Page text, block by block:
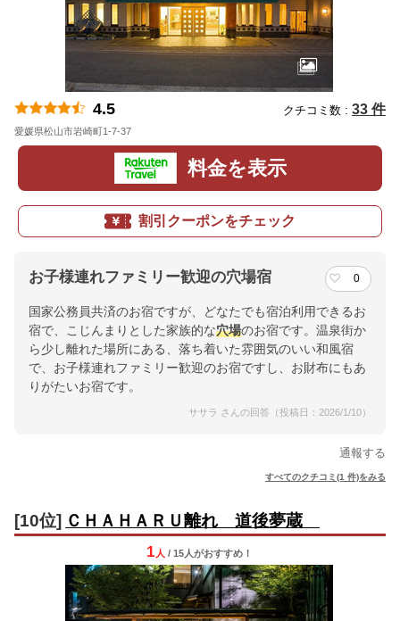
4.5 クチコミ数 : 33 件
愛媛県松山市岩崎町1-7-37
料金を表示
割引クーポンをチェック
お子様連れファミリー歓迎の穴場宿 0
国家公務員共済のお宿ですが、どなたでも宿泊利用できるお
宿で、こじんまりとした家族的な穴場のお宿です。温泉街か
ら少し離れた場所にある、落ち着いた雰囲気のいい和風宿
で、お子様連れファミリー歓迎のお宿ですし、お財布にもあ
りがたいお宿です。
ササラ さんの回答（投稿日：2026/1/10）
通報する
すべてのクチコミ(1 件)をみる
[10位] ＣＨＡＨＡＲＵ離れ 道後夢蔵
1 人 / 15人がおすすめ！